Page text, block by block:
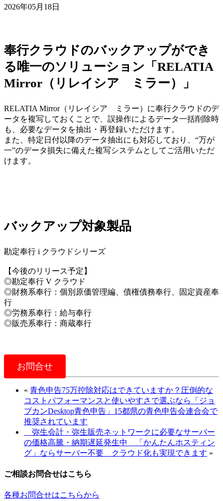
2026年05月18日
奉行クラウドのバックアップができ
る唯一のソリューション「RELATIA
Mirror（リレイシア ミラー）」
RELATIA Mirror（リレイシア ミラー）に奉行クラウドのデ
ータを複写しておくことで、誤操作によるデータ一括削除時
も、必要なデータを抽出・再登録いただけます。
また、特定日付以降のデータ抽出にも対応しており、“万が
一”のデータ損失に備えた複写システムとしてご活用いただ
けます。
バックアップ対象製品
勘定奉行 i クラウドシリーズ
【今後のリリース予定】
◎勘定奉行 V クラウド
◎財務系奉行：個別原価管理編、債権債務奉行、固定資産奉
行
◎労務系奉行：給与奉行
◎販売系奉行：商蔵奉行
お問合せ
« 青色申告75万控除対応はできていますか？圧倒的な
コストパフォーマンスと使いやすさで選ぶなら「ジョ
ブカンDesktop青色申告」15都県の青色申告会連合会で
推奨されています
弥生会計・弥生販売ネットワークに必要なサーバー
の価格高騰・納期遅延発生中 「かんたんホスティン
グ」ならサーバー不要 クラウド化も実現できます »
ご相談お問合せはこちら
各種お問合せはこちらから